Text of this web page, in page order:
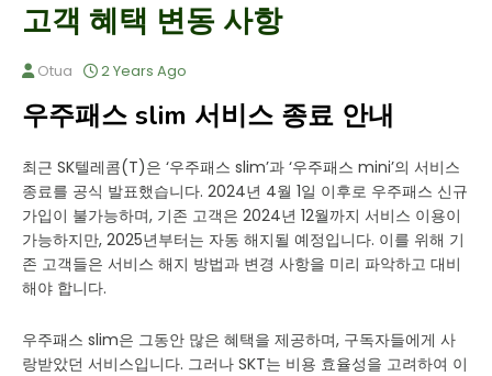
고객 혜택 변동 사항
Otua 2 Years Ago
우주패스 slim 서비스 종료 안내
최근 SK텔레콤(T)은 ‘우주패스 slim’과 ‘우주패스 mini’의 서비스
종료를 공식 발표했습니다. 2024년 4월 1일 이후로 우주패스 신규
가입이 불가능하며, 기존 고객은 2024년 12월까지 서비스 이용이
가능하지만, 2025년부터는 자동 해지될 예정입니다. 이를 위해 기
존 고객들은 서비스 해지 방법과 변경 사항을 미리 파악하고 대비
해야 합니다.
우주패스 slim은 그동안 많은 혜택을 제공하며, 구독자들에게 사
랑받았던 서비스입니다. 그러나 SKT는 비용 효율성을 고려하여 이